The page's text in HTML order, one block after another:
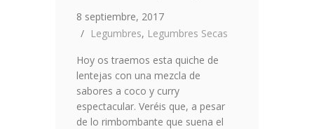
8 septiembre, 2017
Legumbres, Legumbres Secas
Hoy os traemos esta quiche de
lentejas con una mezcla de
sabores a coco y curry
espectacular. Veréis que, a pesar
de lo rimbombante que suena el